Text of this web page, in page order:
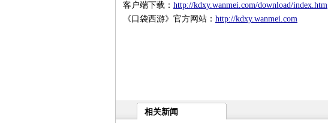
客户端下载： http://kdxy.wanmei.com/download/index.htm
《口袋西游》官方网站： http://kdxy.wanmei.com
相关新闻